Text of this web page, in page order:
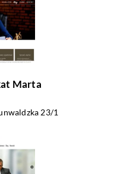
Marta
23/1